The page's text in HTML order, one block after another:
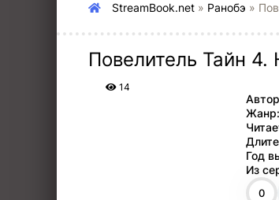
StreamBook.net » Ранобэ »
Повелитель Тайн
14
Жанр:
Год
Из
0